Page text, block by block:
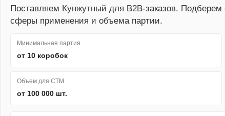
Поставляем Кунжутный для B2B-заказов.
сферы применения и объема партии.
Минимальная партия
от 10 коробок
Объем для СТМ
от 100 000 шт.